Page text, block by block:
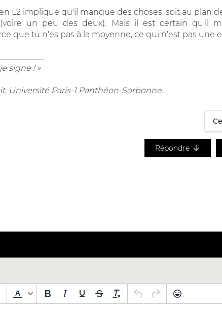
L2 implique qu'il manque des choses, soit au plan
un peu des deux). Mais il est certain qu'il
que tu n'es pas à la moyenne, ce qui n'est pas une
signe ! »
Université Paris-1 Panthéon-Sorbonne.
Répondre